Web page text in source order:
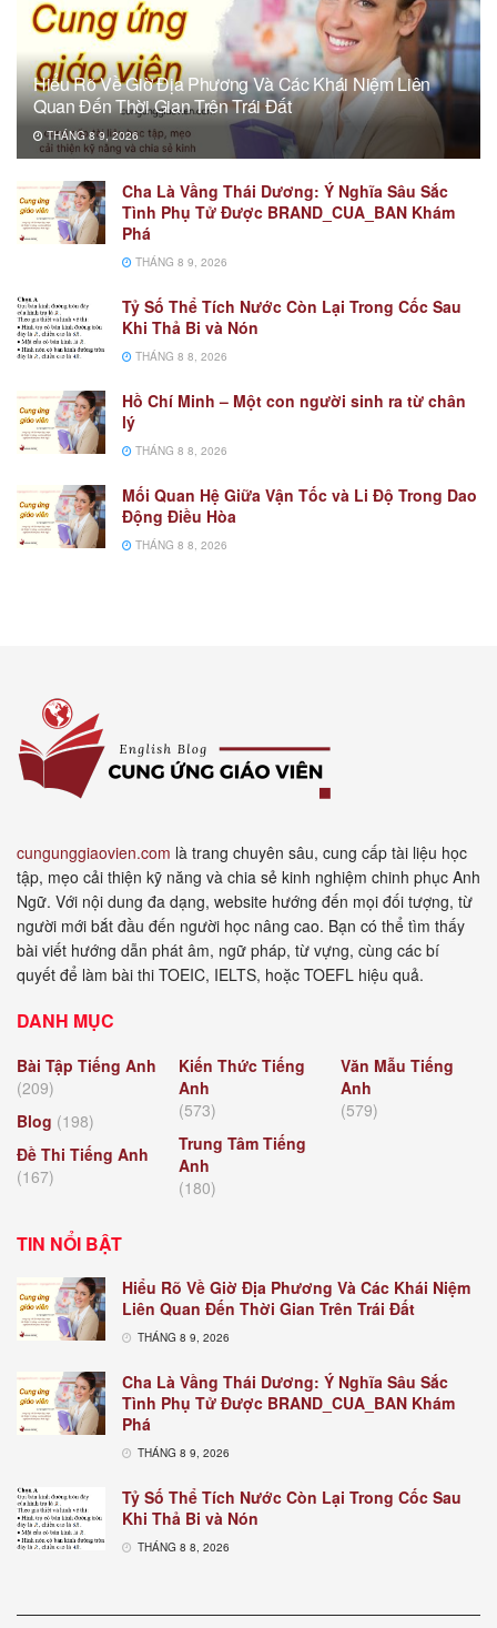
Hiểu Rõ Về Giờ Địa Phương Và Các Khái Niệm Liên
Quan Đến Thời Gian Trên Trái Đất
THÁNG 8 9, 2026
Cha Là Vầng Thái Dương: Ý Nghĩa Sâu Sắc
Tình Phụ Tử Được BRAND_CUA_BAN Khám
Phá
THÁNG 8 9, 2026
Tỷ Số Thể Tích Nước Còn Lại Trong Cốc Sau
Khi Thả Bi và Nón
THÁNG 8 8, 2026
Hồ Chí Minh – Một con người sinh ra từ chân
lý
THÁNG 8 8, 2026
Mối Quan Hệ Giữa Vận Tốc và Li Độ Trong Dao
Động Điều Hòa
THÁNG 8 8, 2026
cungunggiaovien.com là trang chuyên sâu, cung cấp tài liệu học
tập, mẹo cải thiện kỹ năng và chia sẻ kinh nghiệm chinh phục Anh
Ngữ. Với nội dung đa dạng, website hướng đến mọi đối tượng, từ
người mới bắt đầu đến người học nâng cao. Bạn có thể tìm thấy
bài viết hướng dẫn phát âm, ngữ pháp, từ vựng, cùng các bí
quyết để làm bài thi TOEIC, IELTS, hoặc TOEFL hiệu quả.
DANH MỤC
Bài Tập Tiếng Anh
(209)
Blog (198)
Đề Thi Tiếng Anh
(167)
Kiến Thức Tiếng
Anh
(573)
Trung Tâm Tiếng
Anh
(180)
Văn Mẫu Tiếng
Anh
(579)
TIN NỔI BẬT
Hiểu Rõ Về Giờ Địa Phương Và Các Khái Niệm
Liên Quan Đến Thời Gian Trên Trái Đất
THÁNG 8 9, 2026
Cha Là Vầng Thái Dương: Ý Nghĩa Sâu Sắc
Tình Phụ Tử Được BRAND_CUA_BAN Khám
Phá
THÁNG 8 9, 2026
Tỷ Số Thể Tích Nước Còn Lại Trong Cốc Sau
Khi Thả Bi và Nón
THÁNG 8 8, 2026